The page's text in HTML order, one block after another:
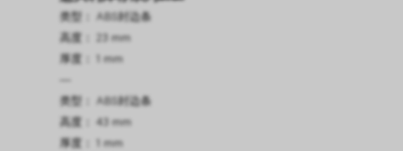
类型： ABS封边条
高度： 23 mm
厚度： 1 mm
—
类型： ABS封边条
高度： 43 mm
厚度： 1 mm